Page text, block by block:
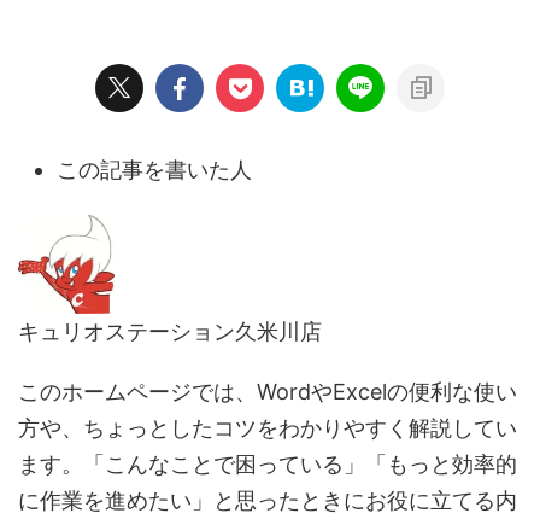
この記事を書いた人
キュリオステーション久米川店
このホームページでは、WordやExcelの便利な使い
方や、ちょっとしたコツをわかりやすく解説してい
ます。「こんなことで困っている」「もっと効率的
に作業を進めたい」と思ったときにお役に立てる内